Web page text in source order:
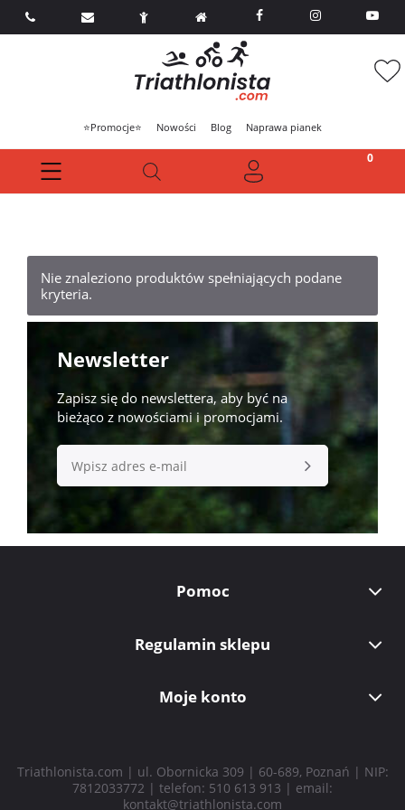
  
⭐Promocje⭐ Nowości Blog Naprawa pianek
Nie znaleziono produktów spełniających podane
kryteria.
Newsletter
Zapisz się do newslettera, aby być na
bieżąco z nowościami i promocjami.
Pomoc
Regulamin sklepu
Moje konto
Triathlonista.com | ul. Obornicka 309 | 60-689, Poznań | NIP:
7812033772 | telefon: 510 613 913 | email:
kontakt@triathlonista.com